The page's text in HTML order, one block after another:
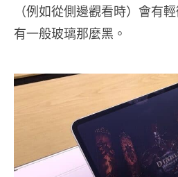
（例如從側邊觀看時）會有
有一般玻璃那麼黑。